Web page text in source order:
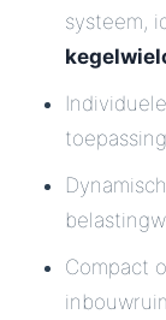
systeem,
Compact